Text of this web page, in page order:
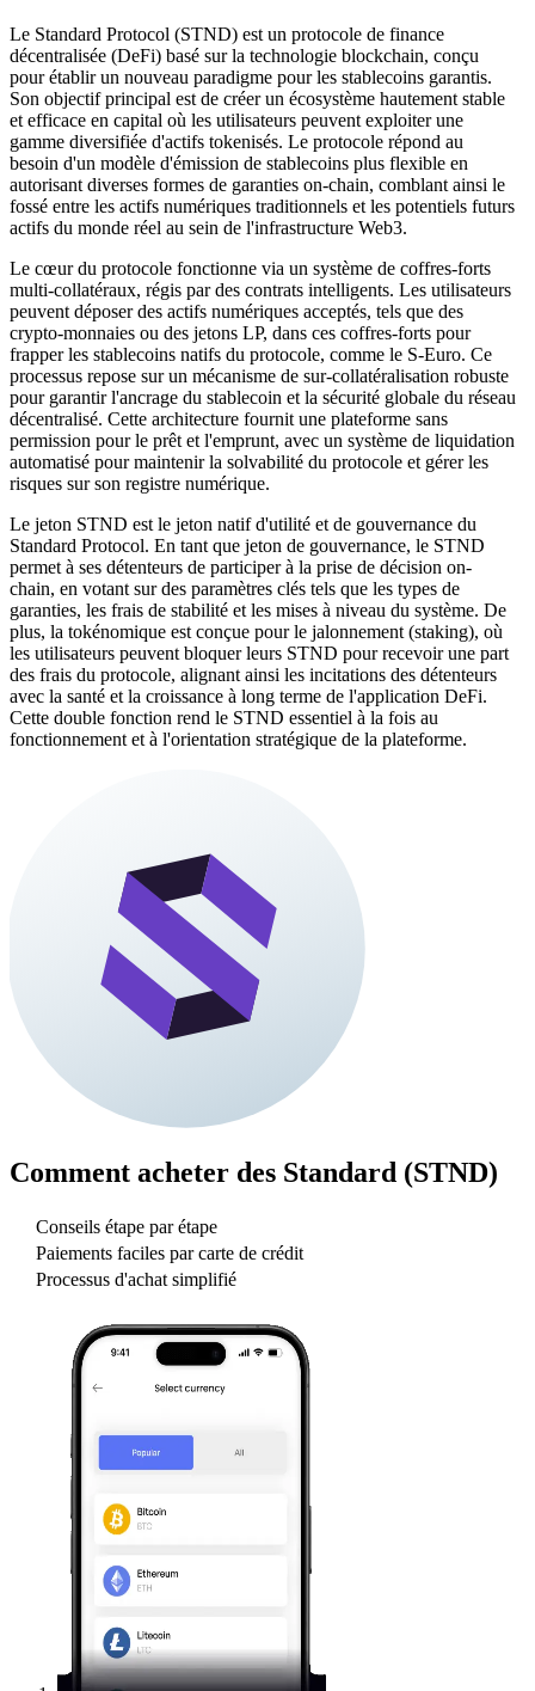
Le Standard Protocol (STND) est un protocole de finance
décentralisée (DeFi) basé sur la technologie blockchain, conçu
pour établir un nouveau paradigme pour les stablecoins garantis.
Son objectif principal est de créer un écosystème hautement stable
et efficace en capital où les utilisateurs peuvent exploiter une
gamme diversifiée d'actifs tokenisés. Le protocole répond au
besoin d'un modèle d'émission de stablecoins plus flexible en
autorisant diverses formes de garanties on-chain, comblant ainsi le
fossé entre les actifs numériques traditionnels et les potentiels futurs
actifs du monde réel au sein de l'infrastructure Web3.
Le cœur du protocole fonctionne via un système de coffres-forts
multi-collatéraux, régis par des contrats intelligents. Les utilisateurs
peuvent déposer des actifs numériques acceptés, tels que des
crypto-monnaies ou des jetons LP, dans ces coffres-forts pour
frapper les stablecoins natifs du protocole, comme le S-Euro. Ce
processus repose sur un mécanisme de sur-collatéralisation robuste
pour garantir l'ancrage du stablecoin et la sécurité globale du réseau
décentralisé. Cette architecture fournit une plateforme sans
permission pour le prêt et l'emprunt, avec un système de liquidation
automatisé pour maintenir la solvabilité du protocole et gérer les
risques sur son registre numérique.
Le jeton STND est le jeton natif d'utilité et de gouvernance du
Standard Protocol. En tant que jeton de gouvernance, le STND
permet à ses détenteurs de participer à la prise de décision on-
chain, en votant sur des paramètres clés tels que les types de
garanties, les frais de stabilité et les mises à niveau du système. De
plus, la tokénomique est conçue pour le jalonnement (staking), où
les utilisateurs peuvent bloquer leurs STND pour recevoir une part
des frais du protocole, alignant ainsi les incitations des détenteurs
avec la santé et la croissance à long terme de l'application DeFi.
Cette double fonction rend le STND essentiel à la fois au
fonctionnement et à l'orientation stratégique de la plateforme.
Comment acheter des Standard (STND)
Conseils étape par étape
Paiements faciles par carte de crédit
Processus d'achat simplifié